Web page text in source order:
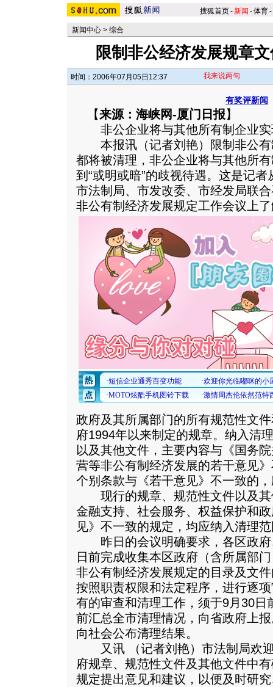
搜狐首页-新闻 -体育-
新闻中心 > 综合
限制非公经济发展规章
时间：2006年07月05日12:37 我来说两句
有奖评新闻
【来源：海峡网-厦门日报】
非公企业将与其他所有制企业实
本报讯（记者刘艳）限制非公有
都将被清理，非公企业将与其他所
到“或明或暗”的歧视待遇。这是记
市法制局、市发改委、市经发局联
非公有制经济发展规定工作会议上
政府及其所属部门的所有规范性文
府1994年以来制定的规章。纳入清
以及其他文件，主要内容与《国务
营等非公有制经济发展的若干意见
个别条款与《若干意见》不一致的
现行的规章、规范性文件以及其
金融支持、社会服务、权益保护和
见》不一致的规定，均应纳入清理
昨日的会议明确要求，各区政府
日前完成收集本区政府（含所属部
非公有制经济发展规定的目录及文
按照职责权限和法定程序，进行逐
有的审查和清理工作，须于9月30日
前汇总全市清理情况，向省政府上
向社会公布清理结果。
又讯 （记者刘艳）市法制局欢迎
府规章、规范性文件及其他文件中
规定提出意见和建议，以便及时研